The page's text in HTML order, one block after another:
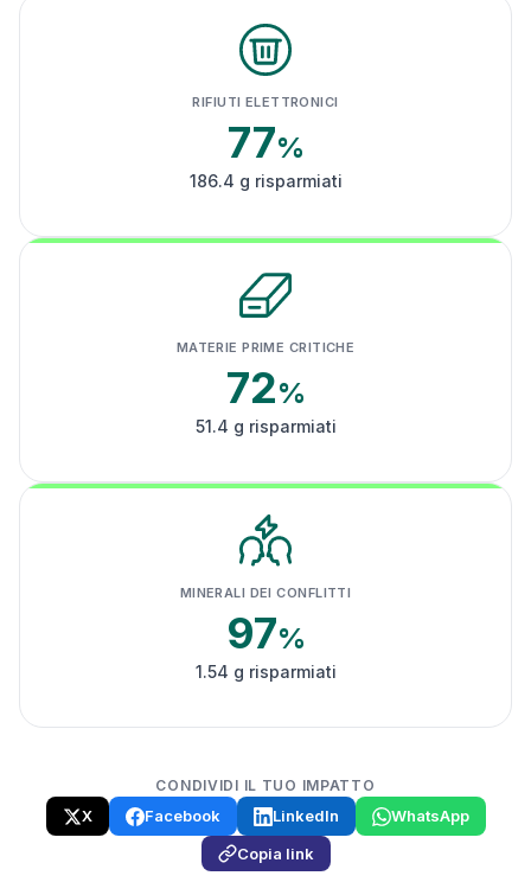
RIFIUTI ELETTRONICI
77%
186.4 g risparmiati
MATERIE PRIME CRITICHE
72%
51.4 g risparmiati
MINERALI DEI CONFLITTI
97%
1.54 g risparmiati
CONDIVIDI IL TUO IMPATTO
X Facebook LinkedIn
WhatsApp
Copia link